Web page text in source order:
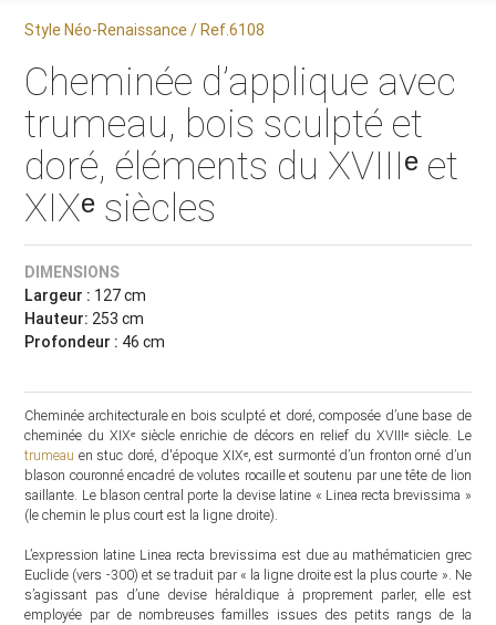
Style Néo-Renaissance / Ref.6108
Cheminée d’applique avec
trumeau, bois sculpté et
doré, éléments du XVIIIᵉ et
XIXᵉ siècles
DIMENSIONS
Largeur : 127 cm
Hauteur: 253 cm
Profondeur : 46 cm
Cheminée architecturale en bois sculpté et doré, composée d’une base de
cheminée du XIXᵉ siècle enrichie de décors en relief du XVIIIᵉ siècle. Le
trumeau en stuc doré, d'époque XIXᵉ, est surmonté d’un fronton orné d’un
blason couronné encadré de volutes rocaille et soutenu par une tête de lion
saillante. Le blason central porte la devise latine « Linea recta brevissima »
(le chemin le plus court est la ligne droite).
L’expression latine Linea recta brevissima est due au mathématicien grec
Euclide (vers -300) et se traduit par « la ligne droite est la plus courte ». Ne
s’agissant pas d’une devise héraldique à proprement parler, elle est
employée par de nombreuses familles issues des petits rangs de la